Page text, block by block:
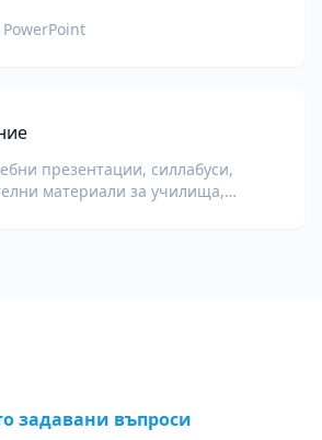
презентации, силлабуси,
материали за училища,
задавани въпроси